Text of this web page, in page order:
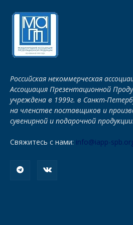
Российская некоммерческая
Ассоциация Презентационной
учреждена в 1999г. в Санкт-
на членстве поставщиков и
сувенирной и подарочной продукции.
Свяжитесь с нами: info@iapp-